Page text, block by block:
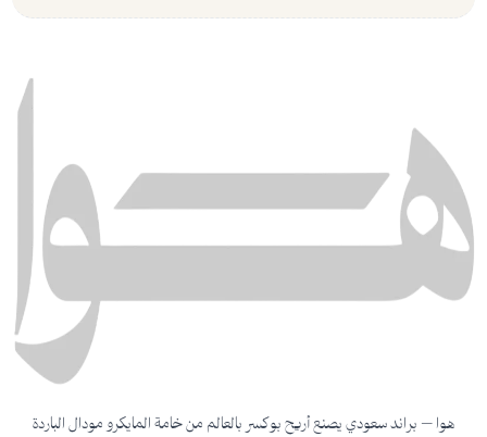
هوا — براند سعودي يصنع أريح بوكسر بالعالم من خامة المايكرو مودال الباردة